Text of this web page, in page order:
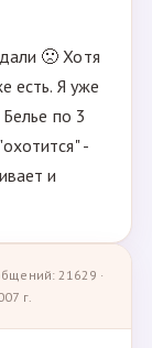
🙁 Хотя
есть. Я уже
по 3
-
и
21629 ·
г.